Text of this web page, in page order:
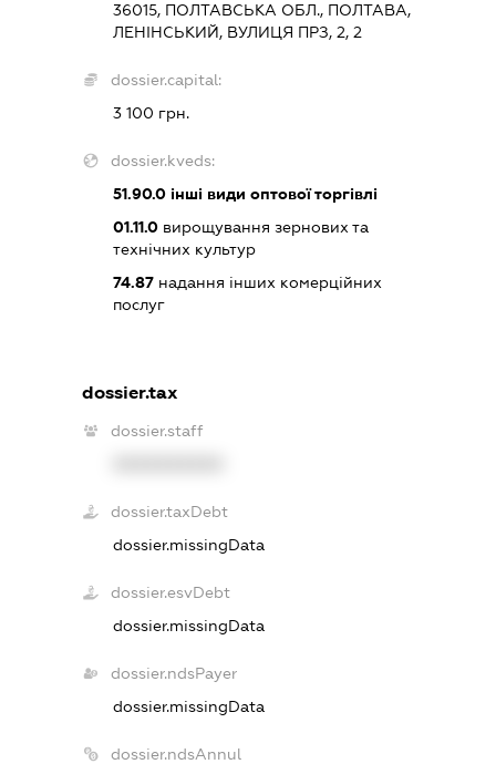
36015, ПОЛТАВСЬКА ОБЛ., ПОЛТАВА,
ЛЕНІНСЬКИЙ, ВУЛИЦЯ ПРЗ, 2, 2
dossier.capital:
3 100 грн.
dossier.kveds:
51.90.0інші види оптової торгівлі
01.11.0вирощування зернових та
технічних культур
74.87надання інших комерційних
послуг
dossier.tax
dossier.staff
dossier.taxDebt
dossier.missingData
dossier.esvDebt
dossier.missingData
dossier.ndsPayer
dossier.missingData
dossier.ndsAnnul